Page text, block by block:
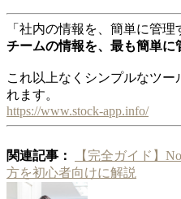
「社内の情報を、簡単に管理
チームの情報を、最も簡単に
これ以上なくシンプルなツ
れます。
https://www.stock-app.info/
関連記事：
【完全ガイド】
方を初心者向けに解説